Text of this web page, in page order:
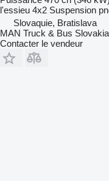
l'essieu 4x2 Suspension
Slovaquie, Bratislava
MAN Truck & Bus
Contacter le vendeur